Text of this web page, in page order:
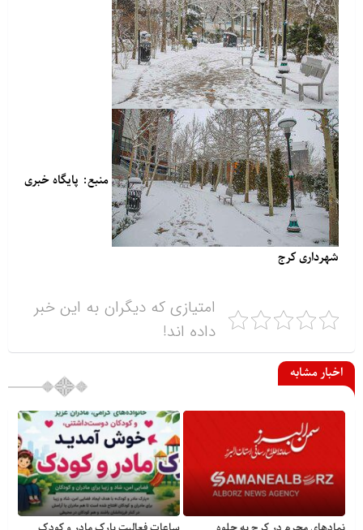
منبع: پایگاه خبری
شهرداری کرج
امتیازی که دیگران به این خبر
داده اند!
اخبار مشابه